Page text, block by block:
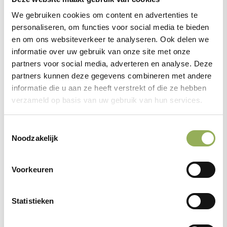
We gebruiken cookies om content en advertenties te
personaliseren, om functies voor social media te bieden
en om ons websiteverkeer te analyseren. Ook delen we
informatie over uw gebruik van onze site met onze
partners voor social media, adverteren en analyse. Deze
partners kunnen deze gegevens combineren met andere
informatie die u aan ze heeft verstrekt of die ze hebben
verzameld op basis van uw gebruik van hun services.
Noodzakelijk
Voorkeuren
Statistieken
Beheer natuurgebieden
Meer over de vleermuis